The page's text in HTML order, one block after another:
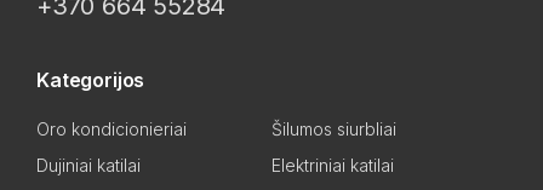
+370 664 55284
Kategorijos
Oro kondicionieriai
Šilumos siurbliai
Dujiniai katilai
Elektriniai katilai